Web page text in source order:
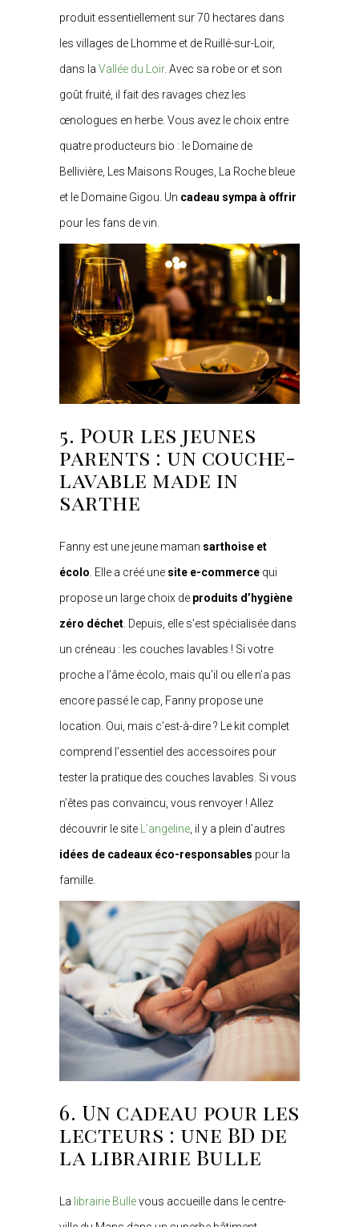
produit essentiellement sur 70 hectares dans
les villages de Lhomme et de Ruillé-sur-Loir,
dans la Vallée du Loir. Avec sa robe or et son
goût fruité, il fait des ravages chez les
œnologues en herbe. Vous avez le choix entre
quatre producteurs bio : le Domaine de
Bellivière, Les Maisons Rouges, La Roche bleue
et le Domaine Gigou. Un cadeau sympa à offrir
pour les fans de vin.
5. Pour les jeunes
parents : un couche-
lavable made in
sarthe
Fanny est une jeune maman sarthoise et
écolo. Elle a créé une site e-commerce qui
propose un large choix de produits d’hygiène
zéro déchet. Depuis, elle s’est spécialisée dans
un créneau : les couches lavables ! Si votre
proche a l’âme écolo, mais qu’il ou elle n’a pas
encore passé le cap, Fanny propose une
location. Oui, mais c’est-à-dire ? Le kit complet
comprend l’essentiel des accessoires pour
tester la pratique des couches lavables. Si vous
n’êtes pas convaincu, vous renvoyer ! Allez
découvrir le site L’angeline, il y a plein d’autres
idées de cadeaux éco-responsables pour la
famille.
6. Un cadeau pour les
lecteurs : une BD de
la librairie Bulle
La librairie Bullevous accueille dans le centre-